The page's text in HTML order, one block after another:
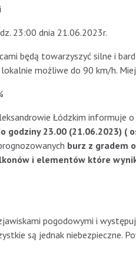
23:00 dnia 21.06.2023r.
będą towarzyszyć silne i
możliwe do 90 km/h.
Łódzkim informuje
godziny 23.00 (21.06.2023) (
burz z gradem
i elementów które
pogodowymi i
są jednak niebezpieczne.